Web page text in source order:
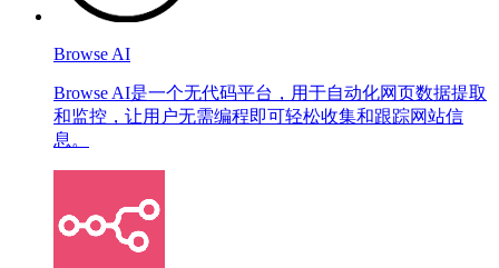
Browse AI
Browse AI是一个无代码平台，用于自动化网页数据提取
和监控，让用户无需编程即可轻松收集和跟踪网站信
息。